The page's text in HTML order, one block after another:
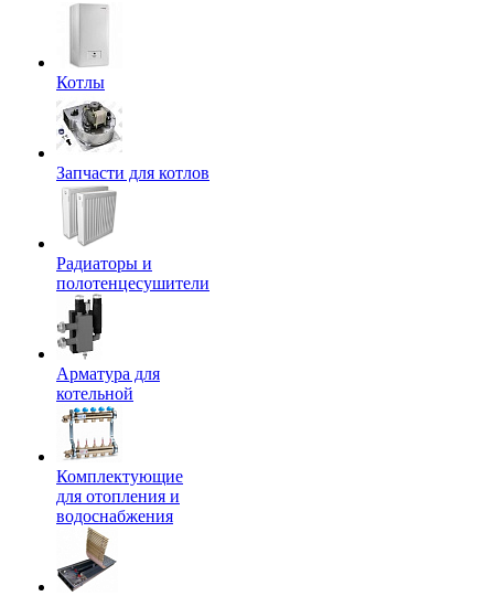
Котлы
Запчасти для котлов
Радиаторы и
полотенцесушители
Арматура для
котельной
Комплектующие
для отопления и
водоснабжения